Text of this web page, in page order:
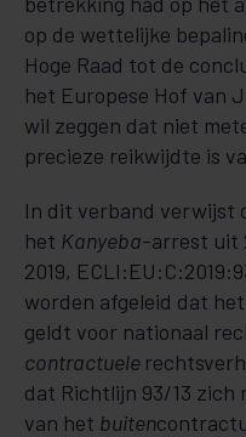
op de wettelijke
Hoge Raad tot de
het Europese Hof van
wil zeggen dat niet
precieze reikwijdte is
In dit verband verwijst
het Kanyeba-arrest uit
2019,
worden afgeleid dat
geldt voor nationaal
contractuele
dat Richtlijn 93/13 zich
van het buiten